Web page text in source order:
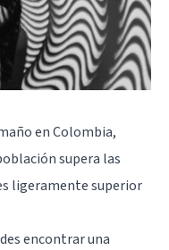
en Colombia,
supera las
ligeramente superior
encontrar una